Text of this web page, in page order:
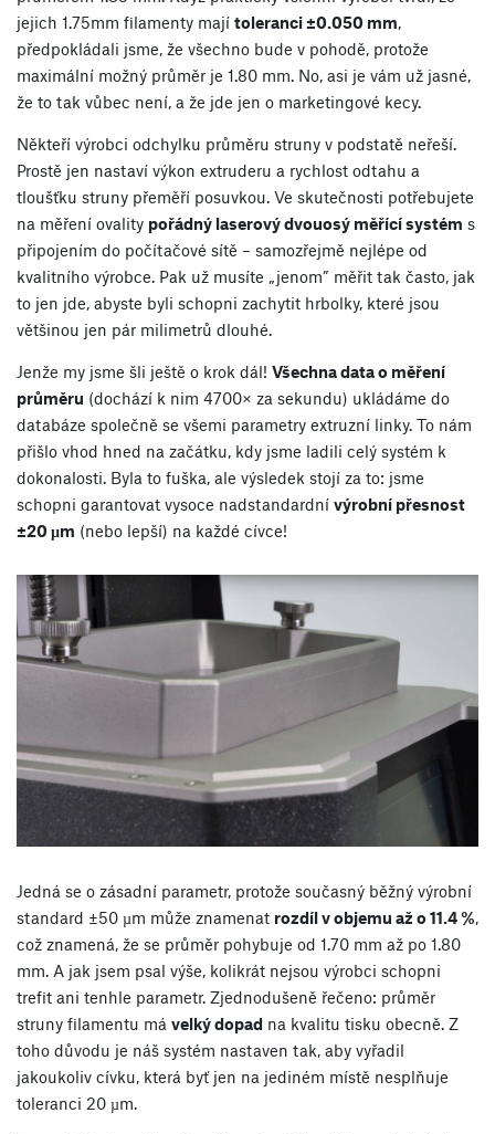
jejich 1.75mm filamenty mají toleranci ±0.050 mm,
předpokládali jsme, že všechno bude v pohodě, protože
maximální možný průměr je 1.80 mm. No, asi je vám už jasné,
že to tak vůbec není, a že jde jen o marketingové kecy.
Někteří výrobci odchylku průměru struny v podstatě neřeší.
Prostě jen nastaví výkon extruderu a rychlost odtahu a
tloušťku struny přeměří posuvkou. Ve skutečnosti potřebujete
na měření ovality pořádný laserový dvouosý měřící systém s
připojením do počítačové sítě – samozřejmě nejlépe od
kvalitního výrobce. Pak už musíte „jenom” měřit tak často, jak
to jen jde, abyste byli schopni zachytit hrbolky, které jsou
většinou jen pár milimetrů dlouhé.
Jenže my jsme šli ještě o krok dál! Všechna data o měření
průměru (dochází k nim 4700× za sekundu) ukládáme do
databáze společně se všemi parametry extruzní linky. To nám
přišlo vhod hned na začátku, kdy jsme ladili celý systém k
dokonalosti. Byla to fuška, ale výsledek stojí za to: jsme
schopni garantovat vysoce nadstandardní výrobní přesnost
±20 µm (nebo lepší) na každé cívce!
Jedná se o zásadní parametr, protože současný běžný výrobní
standard ±50 µm může znamenat rozdíl v objemu až o 11.4 %,
což znamená, že se průměr pohybuje od 1.70 mm až po 1.80
mm. A jak jsem psal výše, kolikrát nejsou výrobci schopni
trefit ani tenhle parametr. Zjednodušeně řečeno: průměr
struny filamentu má velký dopad na kvalitu tisku obecně. Z
toho důvodu je náš systém nastaven tak, aby vyřadil
jakoukoliv cívku, která byť jen na jediném místě nesplňuje
toleranci 20 µm.